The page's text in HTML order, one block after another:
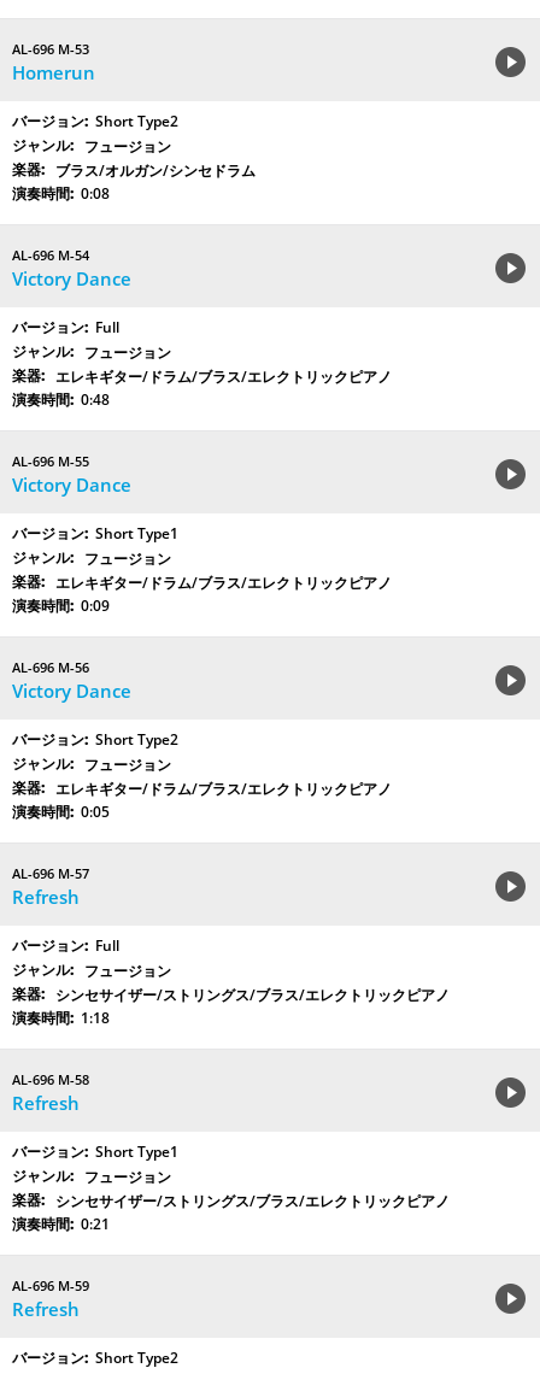
AL-696 M-53
Homerun
Short Type2
フュージョン
ブラス/オルガン/シンセドラム
0:08
AL-696 M-54
Victory Dance
Full
フュージョン
エレキギター/ドラム/ブラス/エレクトリックピアノ
0:48
AL-696 M-55
Victory Dance
Short Type1
フュージョン
エレキギター/ドラム/ブラス/エレクトリックピアノ
0:09
AL-696 M-56
Victory Dance
Short Type2
フュージョン
エレキギター/ドラム/ブラス/エレクトリックピアノ
0:05
AL-696 M-57
Refresh
Full
フュージョン
シンセサイザー/ストリングス/ブラス/エレクトリックピアノ
1:18
AL-696 M-58
Refresh
Short Type1
フュージョン
シンセサイザー/ストリングス/ブラス/エレクトリックピアノ
0:21
AL-696 M-59
Refresh
Short Type2